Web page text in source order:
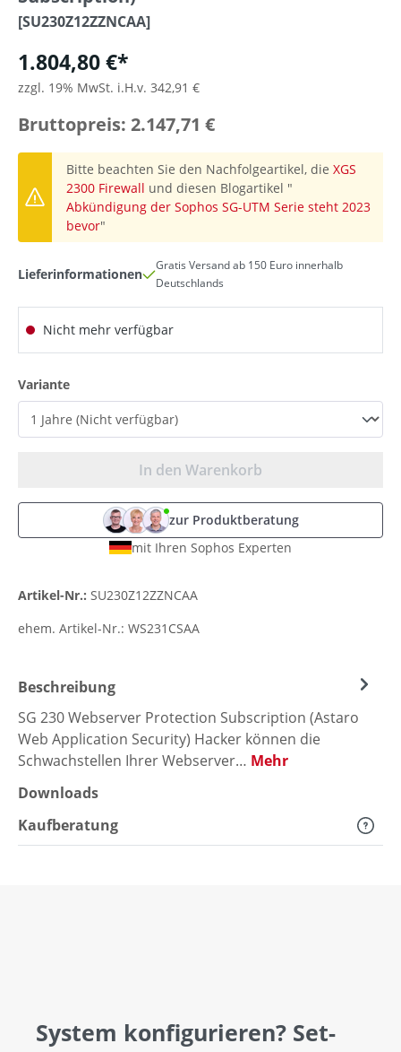
[SU230Z12ZZNCAA]
1.804,80 €*
zzgl. 19% MwSt. i.H.v. 342,91 €
Bruttopreis: 2.147,71 €
Bitte beachten Sie den Nachfolgeartikel, die XGS
2300 Firewall und diesen Blogartikel "
Abkündigung der Sophos SG-UTM Serie steht 2023
bevor"
Lieferinformationen
Gratis Versand ab 150 Euro innerhalb
Deutschlands
Nicht mehr verfügbar
Varianteauswählen
In den Warenkorb
zur Produktberatung
mit Ihren Sophos Experten
Artikel-Nr.: SU230Z12ZZNCAA
ehem. Artikel-Nr.: WS231CSAA
Beschreibung
SG 230 Webserver Protection Subscription (Astaro
Web Application Security) Hacker können die
Schwachstellen Ihrer Webserver… Mehr
Downloads
Kaufberatung
System konfigurieren? Set-